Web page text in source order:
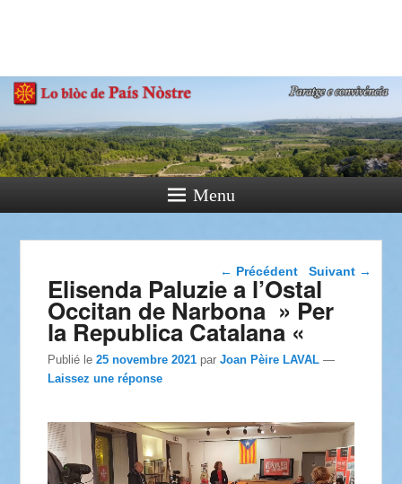
Paratge e Convivència
Menu
Navigation dans les
← Précédent Suivant →
Elisenda Paluzie a l’Ostal
Occitan de Narbona » Per
la Republica Catalana «
Publié le25 novembre 2021 parJoan Pèire LAVAL —
Laissez une réponse